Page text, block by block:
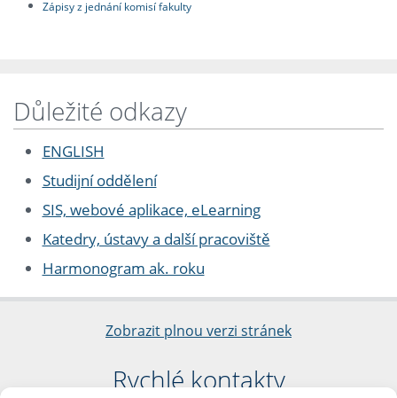
Zápisy z jednání komisí fakulty
Důležité odkazy
ENGLISH
Studijní oddělení
SIS, webové aplikace, eLearning
Katedry, ústavy a další pracoviště
Harmonogram ak. roku
Zobrazit plnou verzi stránek
Rychlé kontakty